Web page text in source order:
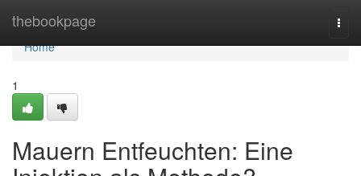
thebookpage
Home
Home
1
Mauern Entfeuchten: Eine